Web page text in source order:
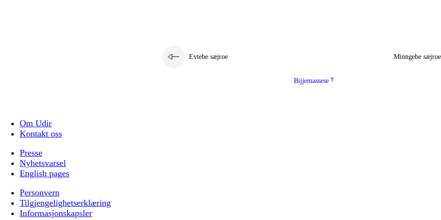
Evtebe sæjroe Minngebe sæjroe
Bijjemassese
Om Udir
Kontakt oss
Presse
Nyhetsvarsel
English pages
Personvern
Tilgjengelighetserklæring
Informasjonskapsler